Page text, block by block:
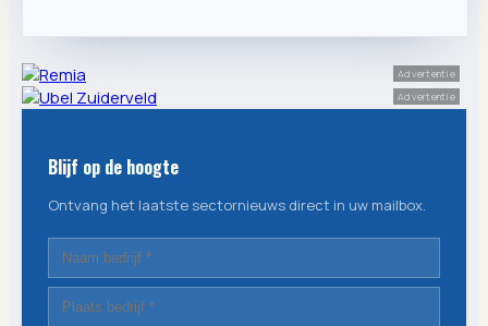
Advertentie
Advertentie
Blijf op de hoogte
Ontvang het laatste sectornieuws direct in uw mailbox.